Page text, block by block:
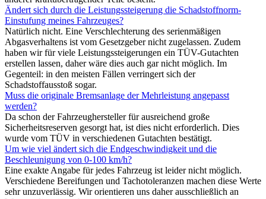
Ändert sich durch die Leistungssteigerung die Schadstoffnorm-
Einstufung meines Fahrzeuges?
Natürlich nicht. Eine Verschlechterung des serienmäßigen
Abgasverhaltens ist vom Gesetzgeber nicht zugelassen. Zudem
haben wir für viele Leistungssteigerungen ein TÜV-Gutachten
erstellen lassen, daher wäre dies auch gar nicht möglich. Im
Gegenteil: in den meisten Fällen verringert sich der
Schadstoffausstoß sogar.
Muss die originale Bremsanlage der Mehrleistung angepasst
werden?
Da schon der Fahrzeughersteller für ausreichend große
Sicherheitsreserven gesorgt hat, ist dies nicht erforderlich. Dies
wurde vom TÜV in verschiedenen Gutachten bestätigt.
Um wie viel ändert sich die Endgeschwindigkeit und die
Beschleunigung von 0-100 km/h?
Eine exakte Angabe für jedes Fahrzeug ist leider nicht möglich.
Verschiedene Bereifungen und Tachotoleranzen machen diese Werte
sehr unzuverlässig. Wir orientieren uns daher ausschließlich an